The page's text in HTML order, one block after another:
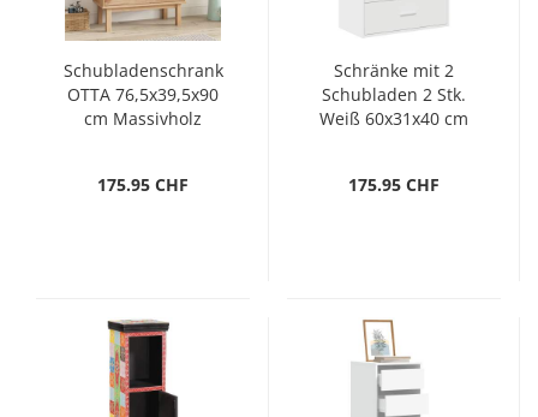
Schubladenschrank
OTTA 76,5x39,5x90
cm Massivholz
175.95 CHF
Schränke mit 2
Schubladen 2 Stk.
Weiß 60x31x40 cm
175.95 CHF